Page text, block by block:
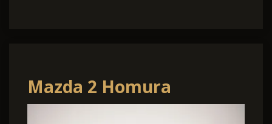
Mazda 2 Homura
Bluetooth LED Klima